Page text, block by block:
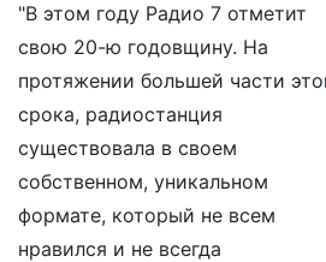
"В этом году Радио 7 отметит
свою 20-ю годовщину. На
протяжении большей части
срока, радиостанция
существовала в своем
собственном, уникальном
формате, который не всем
нравился и не всегда